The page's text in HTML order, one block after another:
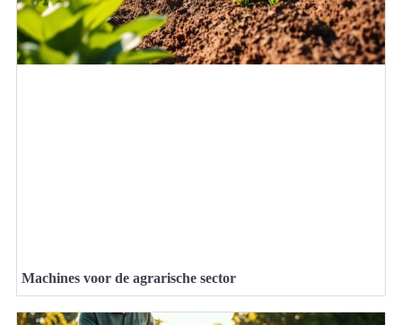
Machines voor de agrarische sector